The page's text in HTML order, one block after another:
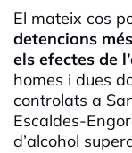
El mateix cos
detencions més
els efectes de
homes i dues
controlats a
Escaldes-
d’alcohol